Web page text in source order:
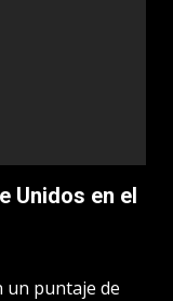
Unidos en el
un puntaje de